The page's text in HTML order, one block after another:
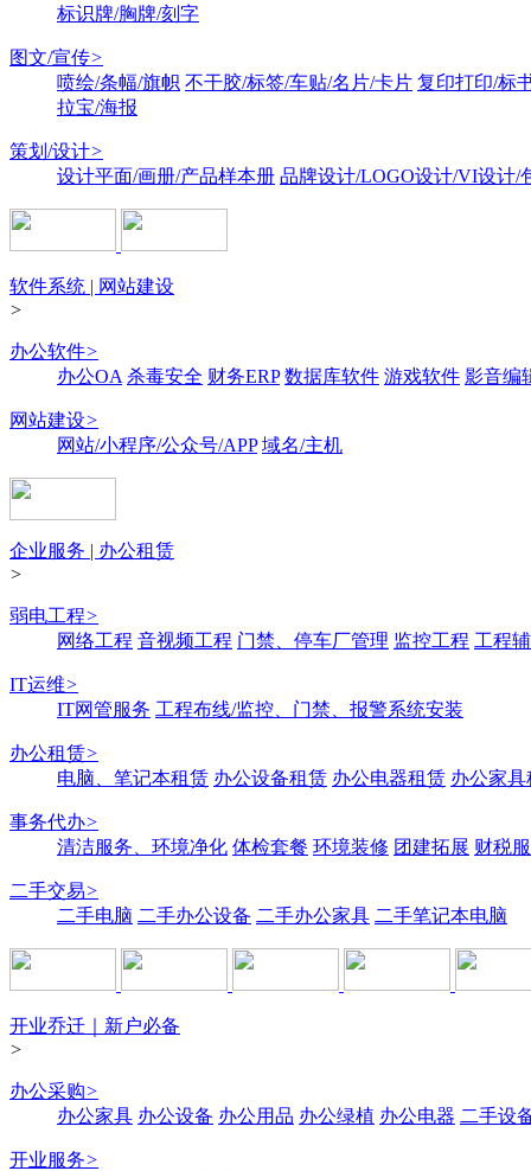
标识牌/胸牌/刻字
图文/宣传>
喷绘/条幅/旗帜 不干胶/标签/车贴/名片/卡片 复印打印/标
拉宝/海报
策划/设计>
设计平面/画册/产品样本册 品牌设计/LOGO设计/VI设计/
软件系统 | 网站建设
>
办公软件>
办公OA 杀毒安全 财务ERP 数据库软件 游戏软件 影音编
网站建设>
网站/小程序/公众号/APP 域名/主机
企业服务 | 办公租赁
>
弱电工程>
网络工程 音视频工程 门禁、停车厂管理 监控工程 工程
IT运维>
IT网管服务 工程布线/监控、门禁、报警系统安装
办公租赁>
电脑、笔记本租赁 办公设备租赁 办公电器租赁 办公家具
事务代办>
清洁服务、环境净化 体检套餐 环境装修 团建拓展 财税
二手交易>
二手电脑 二手办公设备 二手办公家具 二手笔记本电脑
开业乔迁｜新户必备
>
办公采购>
办公家具 办公设备 办公用品 办公绿植 办公电器 二手设
开业服务>